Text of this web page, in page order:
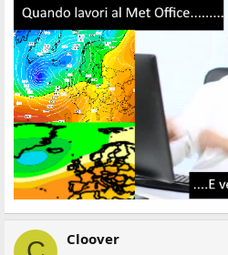
c
u
s
s
i
o
n
e
z
i
o
Cloover